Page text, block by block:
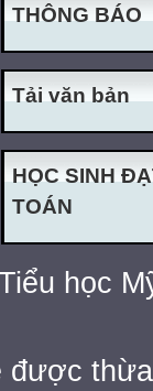
THÔNG BÁO
Tải văn bản
HỌC SINH
TOÁN
học
được